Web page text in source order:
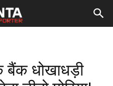
बैंक धोखाधड़ी